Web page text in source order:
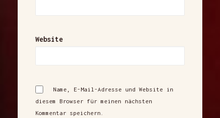
Website
Name, E-Mail-Adresse und Website in
diesem Browser für meinen nächsten
Kommentar speichern.